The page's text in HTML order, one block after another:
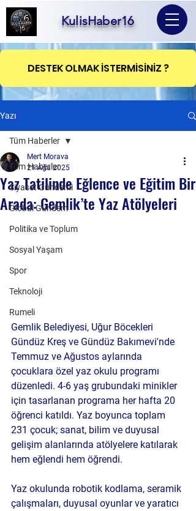
KulisHaber16
DESTEK OLMAK İSTERMİSİNİZ ?
Yazı
Tüm Haberler
Siyaset Gündemi
Global Gündem
Politika ve Toplum
Sosyal Yaşam
Spor
Teknoloji
Rumeli
Tüm Haberler
Yaz Tatilinde Eğlence ve Eğitim Bir
Arada: Gemlik’te Yaz Atölyeleri
Mert Morava
21 Ağu 2025
Gemlik Belediyesi, Uğur Böcekleri
Gündüz Kreş ve Gündüz Bakımevi'nde
Temmuz ve Ağustos aylarında
çocuklara özel yaz okulu programı
düzenledi. 4-6 yaş grubundaki minikler
için tasarlanan programa her hafta 20
öğrenci katıldı. Yaz boyunca toplam
231 çocuk; sanat, bilim ve duyusal
gelişim alanlarında atölyelere katılarak
hem eğlendi hem öğrendi.
Yaz okulunda robotik kodlama, seramik
çalışmaları, duyusal oyunlar ve yaratıcı